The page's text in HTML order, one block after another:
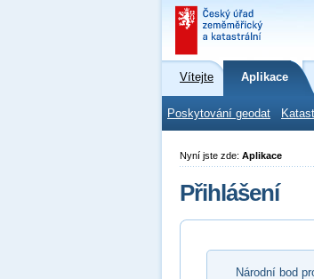
Vítejte Aplikace
Poskytování geodat
Nyní jste zde: Aplikace
Přihlášení
Národní bod